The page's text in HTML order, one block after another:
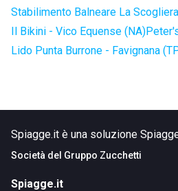
Stabilimento Balneare La
Il Bikini - Vico Equense (NA)
Lido Punta Burrone - Favignana
Spiagge.it è una soluzione
Società del Gruppo Zucchetti
Spiagge.it